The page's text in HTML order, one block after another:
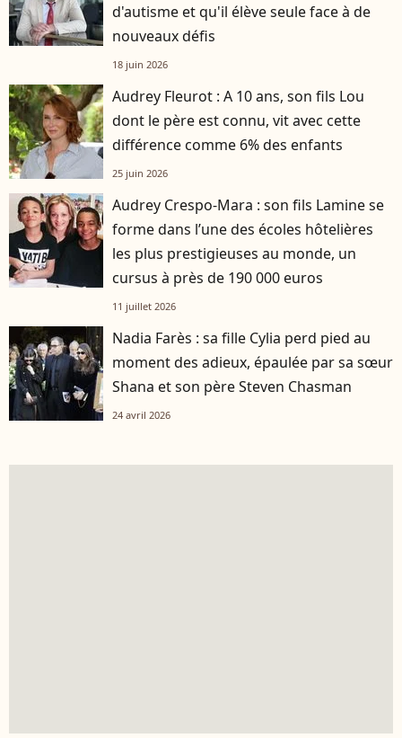
d'autisme et qu'il élève seule face à de
nouveaux défis
18 juin 2026
Audrey Fleurot : A 10 ans, son fils Lou
dont le père est connu, vit avec cette
différence comme 6% des enfants
25 juin 2026
Audrey Crespo-Mara : son fils Lamine se
forme dans l’une des écoles hôtelières
les plus prestigieuses au monde, un
cursus à près de 190 000 euros
11 juillet 2026
Nadia Farès : sa fille Cylia perd pied au
moment des adieux, épaulée par sa sœur
Shana et son père Steven Chasman
24 avril 2026